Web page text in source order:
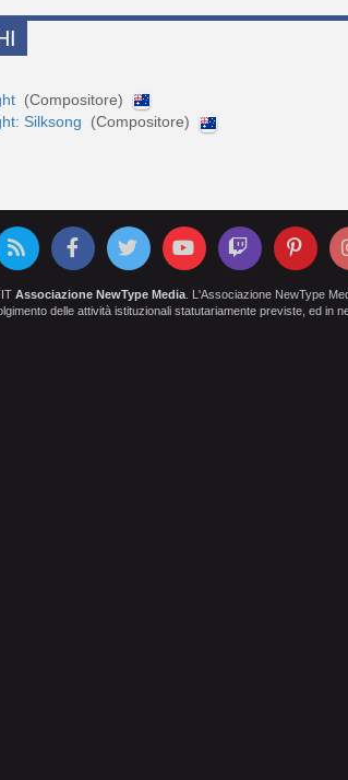
(Compositore)
Silksong (Compositore)
Associazione NewType Media. L'Associazione NewType
delle attività istituzionali statutariamente previste, ed in